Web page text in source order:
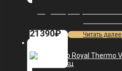
21390₽ Читать далее